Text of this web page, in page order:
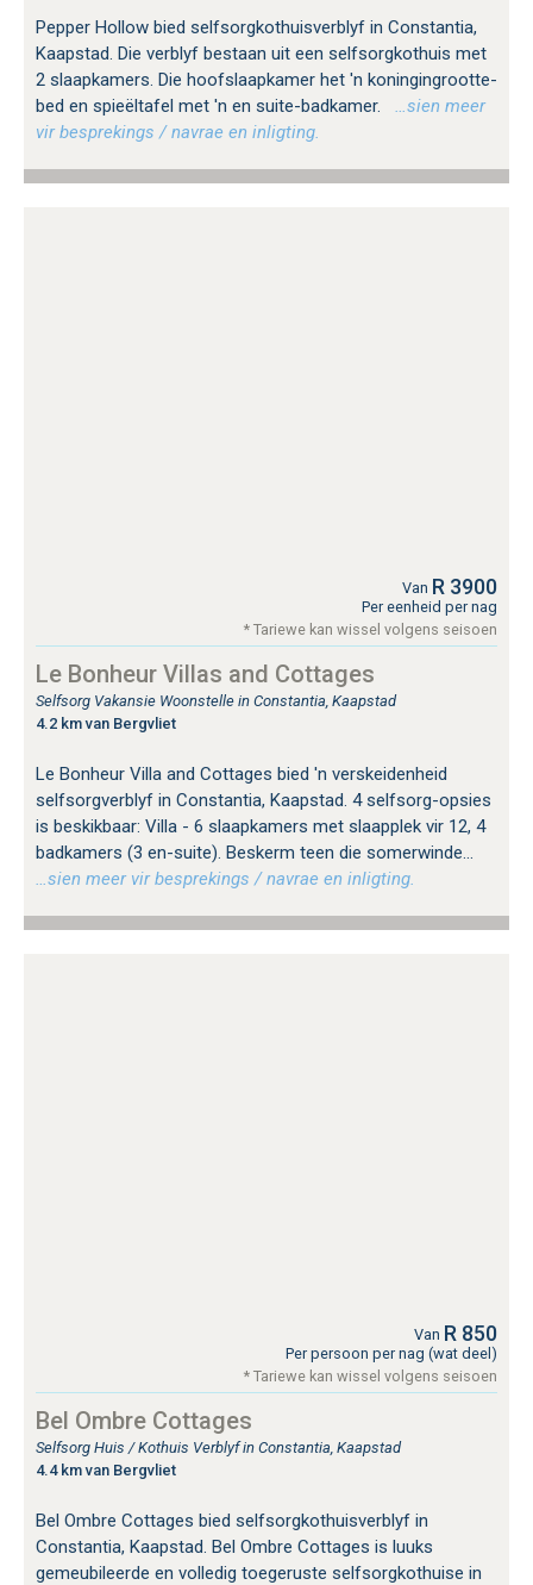
Pepper Hollow bied selfsorgkothuisverblyf in Constantia,
Kaapstad. Die verblyf bestaan ​​uit een selfsorgkothuis met
2 slaapkamers. Die hoofslaapkamer het 'n koningingrootte-
bed en spieëltafel met 'n en suite-badkamer.
…sien meer
vir besprekings / navrae en inligting.
Van R 3900
Per eenheid per nag
* Tariewe kan wissel volgens seisoen
Le Bonheur Villas and Cottages
Selfsorg Vakansie Woonstelle in Constantia, Kaapstad
4.2 km van Bergvliet
Le Bonheur Villa and Cottages bied 'n verskeidenheid
selfsorgverblyf in Constantia, Kaapstad. 4 selfsorg-opsies
is beskikbaar: Villa - 6 slaapkamers met slaapplek vir 12, 4
badkamers (3 en-suite). Beskerm teen die somerwinde...
…sien meer vir besprekings / navrae en inligting.
Van R 850
Per persoon per nag (wat deel)
* Tariewe kan wissel volgens seisoen
Bel Ombre Cottages
Selfsorg Huis / Kothuis Verblyf in Constantia, Kaapstad
4.4 km van Bergvliet
Bel Ombre Cottages bied selfsorgkothuisverblyf in
Constantia, Kaapstad. Bel Ombre Cottages is luuks
gemeubileerde en volledig toegeruste selfsorgkothuise in